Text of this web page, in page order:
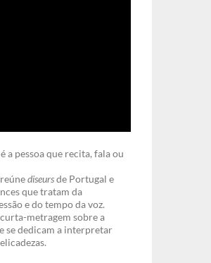
a pessoa que recita, fala ou
diseursde Portugal e
que tratam da
e do tempo da voz.
metragem sobre a
se dedicam a interpretar